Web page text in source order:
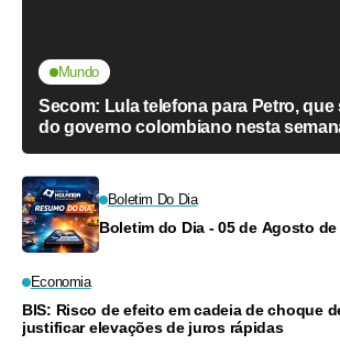
Mundo
Secom: Lula telefona para Petro, que
do governo colombiano nesta
Boletim Do Dia
Boletim do Dia - 05 de Agosto de
Economia
BIS: Risco de efeito em cadeia de choque
justificar elevações de juros rápidas